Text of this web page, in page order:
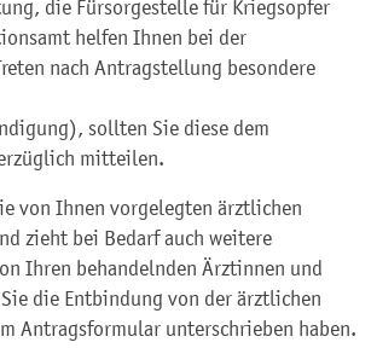
die Fürsorgestelle für Kriegsopfer
helfen Ihnen bei der
nach Antragstellung besondere
, sollten Sie diese dem
mitteilen.
von Ihnen vorgelegten ärztlichen
zieht bei Bedarf auch weitere
Ihren behandelnden Ärztinnen und
die Entbindung von der ärztlichen
Antragsformular unterschrieben haben.